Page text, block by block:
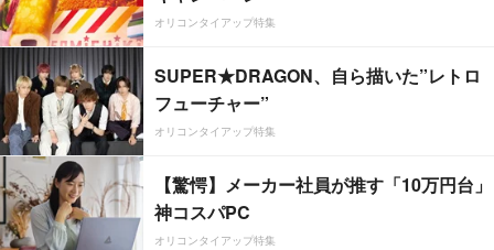
オリコンタイアップ特集
SUPER★DRAGON、自ら描いた”レトロ
フューチャー”
オリコンタイアップ特集
【驚愕】メーカー社員が推す「10万円台」
神コスパPC
オリコンタイアップ特集